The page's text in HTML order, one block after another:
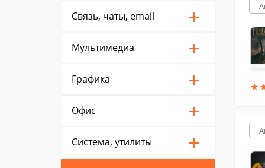
Связь, чаты, email
Мультимедиа
Графика
Офис
Система, утилиты
★
★